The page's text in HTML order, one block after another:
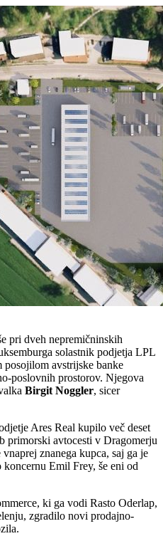
pri dveh nepremičninskih
solastnik podjetja LPL
avstrijske banke
poslovnih prostorov. Njegova
Birgit Noggler, sicer
Ares Real kupilo več deset
primorski avtocesti v Dragomerju
znanega kupca, saj ga je
koncernu Emil Frey, še eni od
ki ga vodi Rasto Oderlap,
zgradilo novi prodajno-